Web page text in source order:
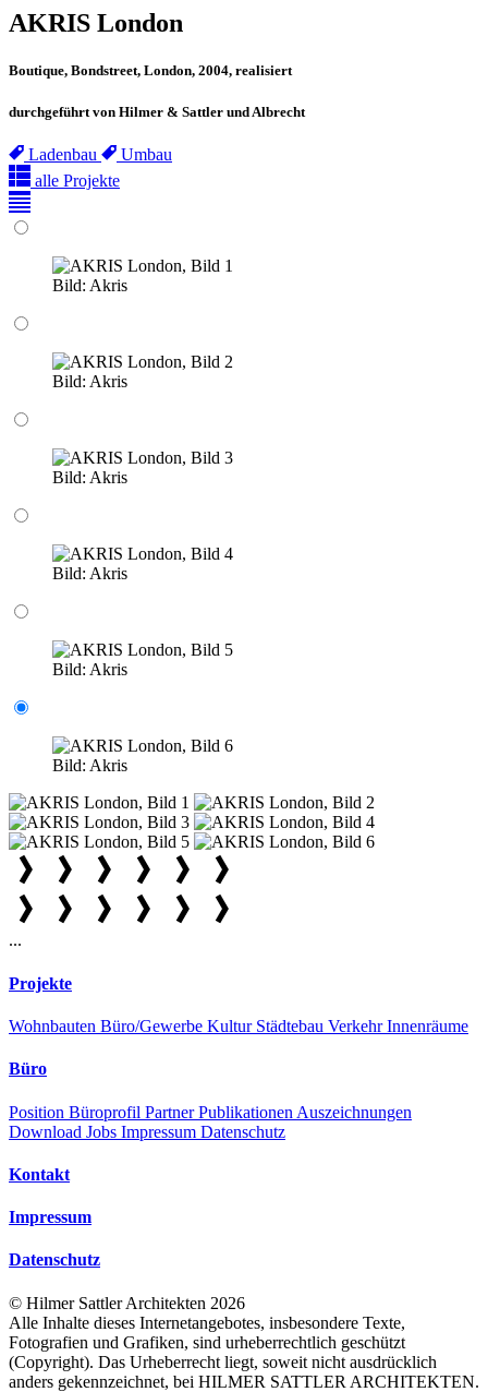
AKRIS London
Boutique, Bondstreet, London, 2004, realisiert
durchgeführt von Hilmer & Sattler und Albrecht
Ladenbau
Umbau
alle Projekte
Bild: Akris
Bild: Akris
Bild: Akris
Bild: Akris
Bild: Akris
Bild: Akris
...
Projekte
Wohnbauten Büro/Gewerbe Kultur Städtebau VerkehrInnenräume
Büro
Position Büroprofil PartnerPublikationen Auszeichnungen
Download Jobs Impressum Datenschutz
Kontakt
Impressum
Datenschutz
© Hilmer Sattler Architekten 2026
Alle Inhalte dieses Internetangebotes, insbesondere Texte,
Fotografien und Grafiken, sind urheberrechtlich geschützt
(Copyright). Das Urheberrecht liegt, soweit nicht ausdrücklich
anders gekennzeichnet, bei HILMER SATTLER ARCHITEKTEN.